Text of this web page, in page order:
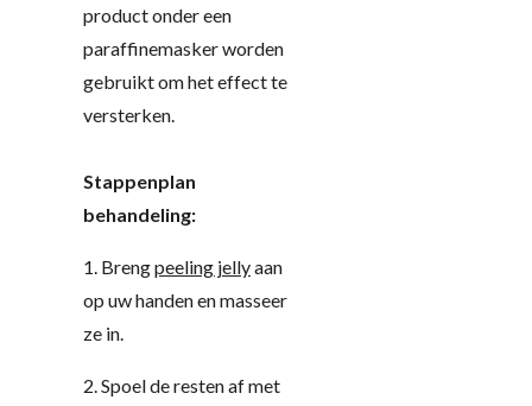
product onder een
paraffinemasker worden
gebruikt om het effect te
versterken.
Stappenplan
behandeling:
1. Brengpeeling jellyaan
op uw handen en masseer
ze in.
2. Spoel de resten af met